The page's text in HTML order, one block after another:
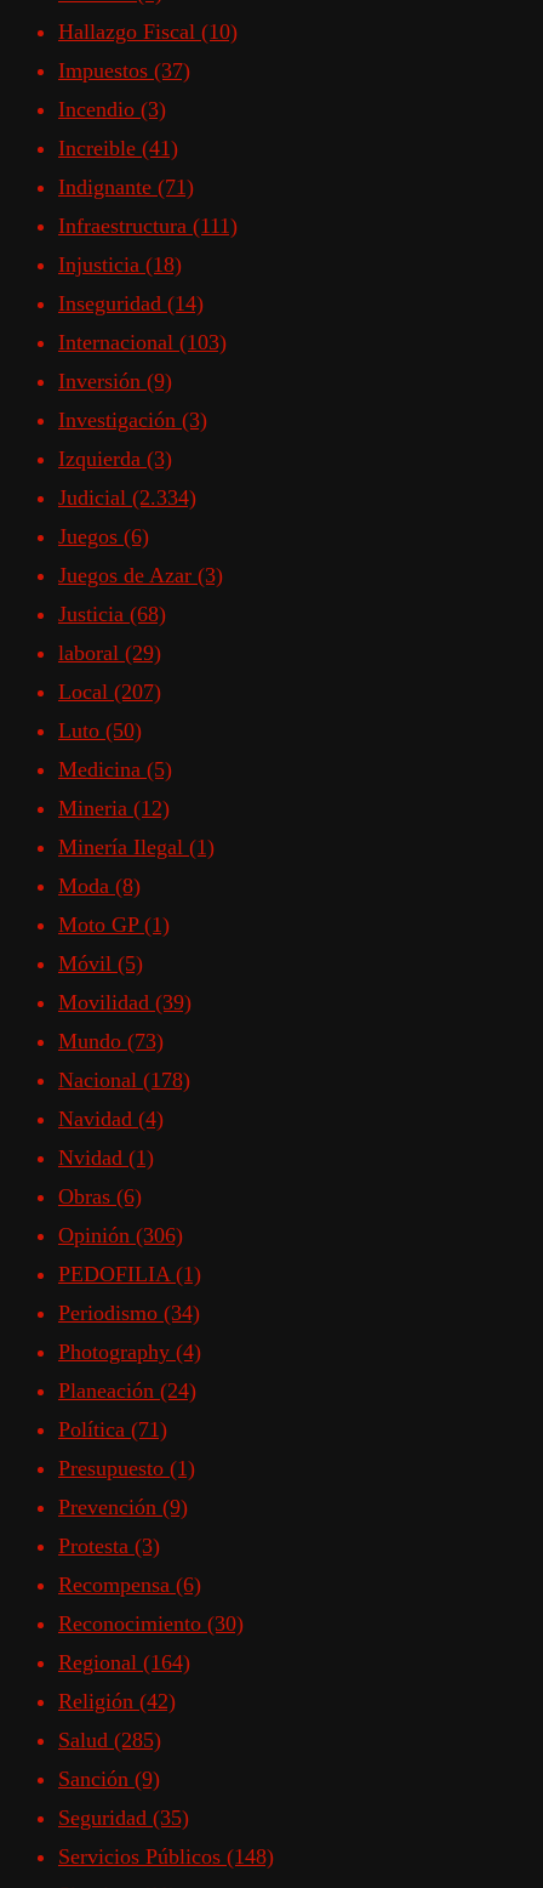
Hallazgo Fiscal (10)
Impuestos (37)
Incendio (3)
Increible (41)
Indignante (71)
Infraestructura (111)
Injusticia (18)
Inseguridad (14)
Internacional (103)
Inversión (9)
Investigación (3)
Izquierda (3)
Judicial (2.334)
Juegos (6)
Juegos de Azar (3)
Justicia (68)
laboral (29)
Local (207)
Luto (50)
Medicina (5)
Mineria (12)
Minería Ilegal (1)
Moda (8)
Moto GP (1)
Móvil (5)
Movilidad (39)
Mundo (73)
Nacional (178)
Navidad (4)
Nvidad (1)
Obras (6)
Opinión (306)
PEDOFILIA (1)
Periodismo (34)
Photography (4)
Planeación (24)
Política (71)
Presupuesto (1)
Prevención (9)
Protesta (3)
Recompensa (6)
Reconocimiento (30)
Regional (164)
Religión (42)
Salud (285)
Sanción (9)
Seguridad (35)
Servicios Públicos (148)